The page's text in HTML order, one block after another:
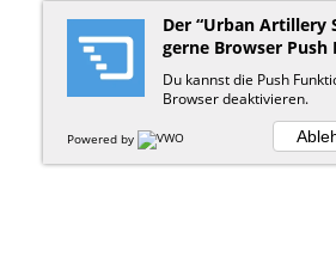
Der “Urban Artillery
gerne Browser
Du kannst die Push
Browser deaktivieren.
Powered by